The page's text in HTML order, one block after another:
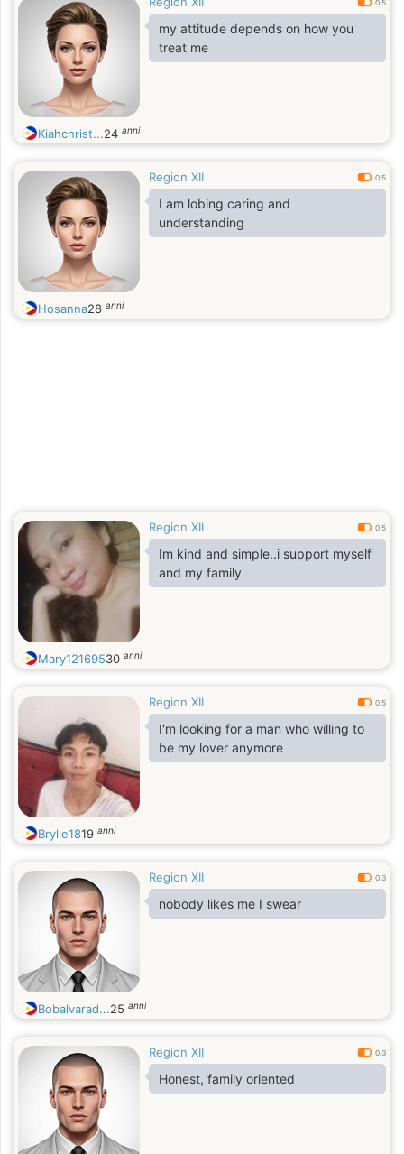
0.5
my attitude depends on how you
treat me
Kiahchrist...24 anni
Region XII 0.5
I am lobing caring and
understanding
Hosanna28 anni
Region XII 0.5
Im kind and simple..i support myself
and my family
Mary12169530 anni
Region XII 0.5
I'm looking for a man who willing to
be my lover anymore
Brylle1819 anni
Region XII 0.3
nobody likes me I swear
Bobalvarad...25 anni
Region XII 0.3
Honest, family oriented